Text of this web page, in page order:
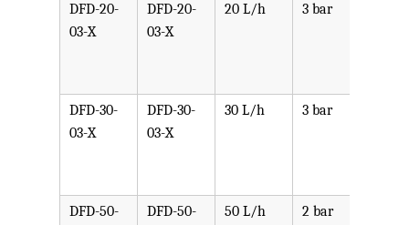
DFD-20-
03-X
DFD-20-
03-X
20 L/h 3 bar
DFD-30-
03-X
DFD-30-
03-X
30 L/h 3 bar
DFD-50-
DFD-50-
50 L/h 2 bar